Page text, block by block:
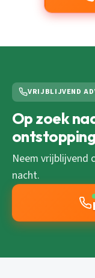
VRIJBLIJVEND
Op zoek
Neem vrijblijvend
nacht.